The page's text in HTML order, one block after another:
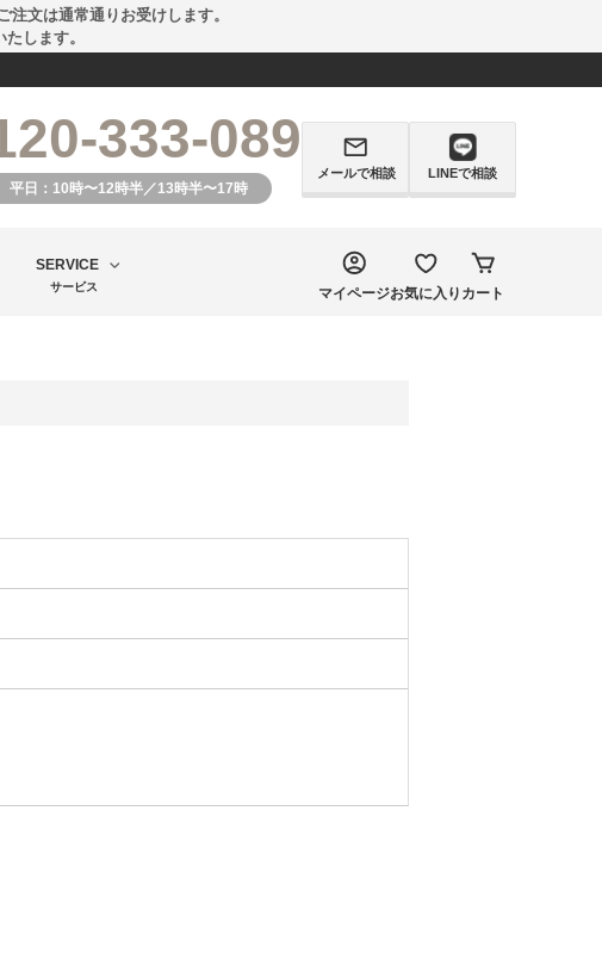
文は通常通りお受けします。
します。
333-089
平日：10時〜12時半／13時半〜17時
メールで相談 LINEで相談
SERVICE
サービス マイページお気に入り カート